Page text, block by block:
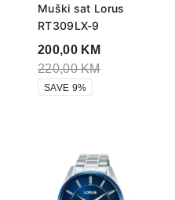
Muški sat Lorus
RT309LX-9
200,00 KM
220,00KM
SAVE 9%